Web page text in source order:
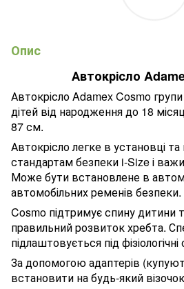
Опис
Автокрісло
Автокрісло Adamex Cosmo
дітей від народження до 18
87 см.
Автокрісло легке в установці
стандартам безпеки i-Size і
Може бути встановлене в
автомобільних ременів безпеки.
Cosmo підтримує спину дитини
правильний розвиток хребта.
підлаштовується під
За допомогою адаптерів
встановити на будь-який